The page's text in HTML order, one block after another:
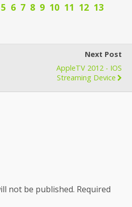
5 6 7 8 9 10 11 12 13
Next Post
AppleTV 2012 - IOS
Streaming Device
not be published. Required